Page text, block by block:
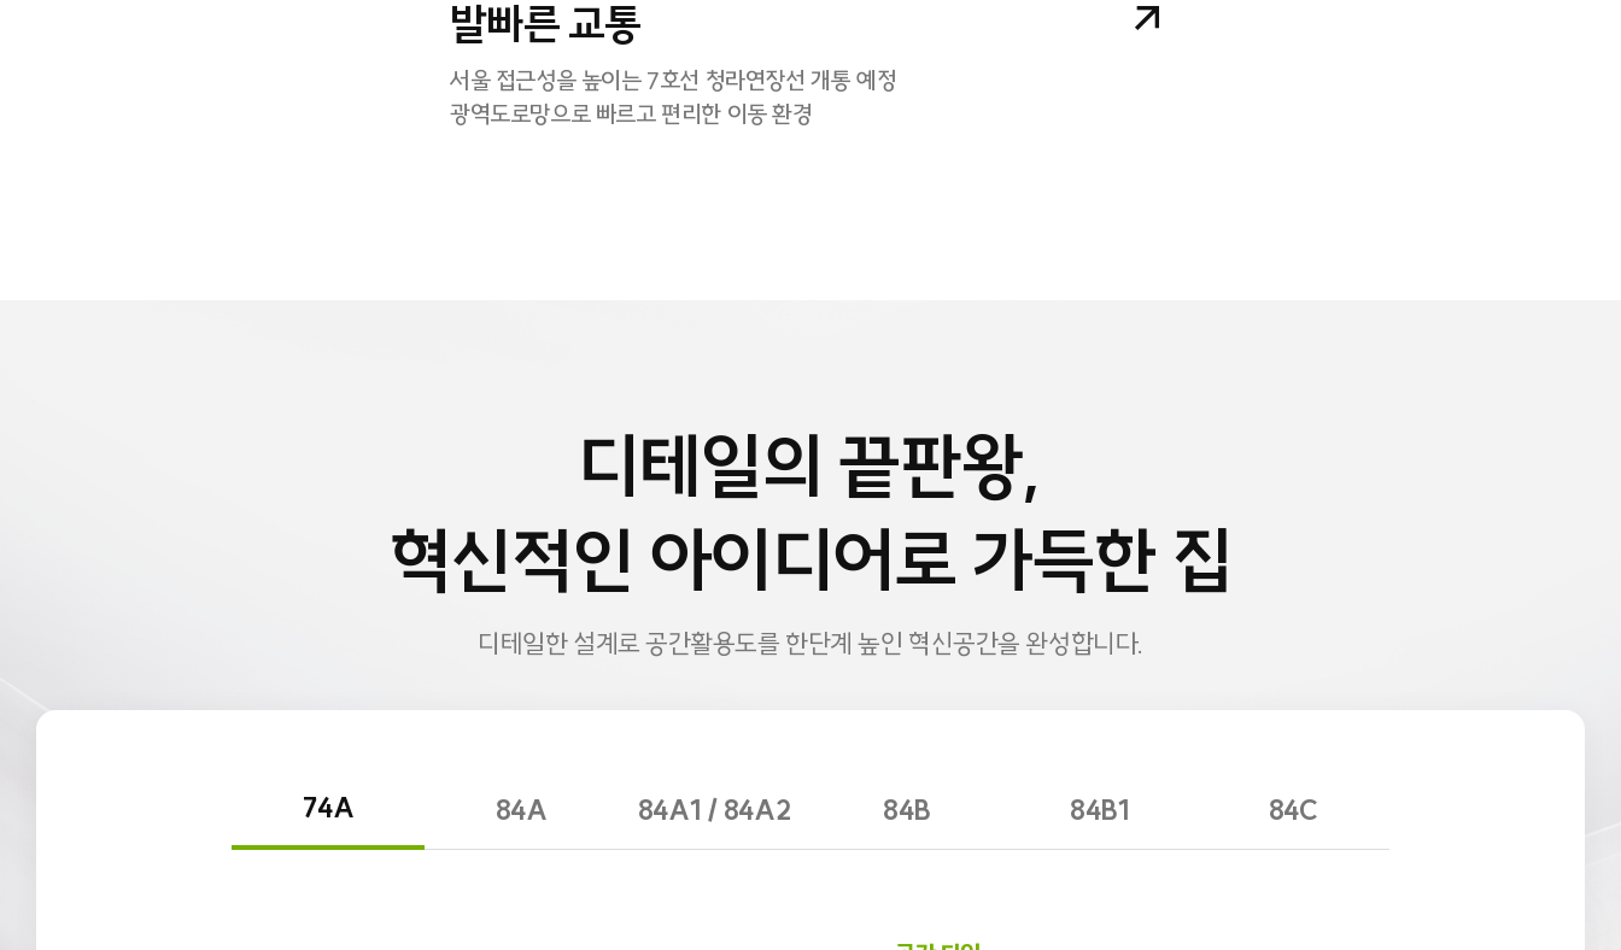
발빠른 교통
서울 접근성을 높이는 7호선 청라연장선 개통 예정
광역도로망으로 빠르고 편리한 이동 환경
디테일의 끝판왕,
혁신적인 아이디어로 가득한 집
디테일한 설계로 공간활용도를 한단계 높인 혁신공간을 완성합니다.
74A 84A 84A1 / 84A2 84B 84B1 84C